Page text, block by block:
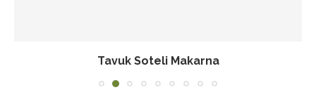
Tavuk Soteli Makarna